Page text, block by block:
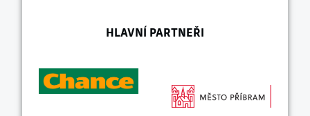
HLAVNÍ PARTNEŘI